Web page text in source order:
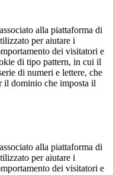
alla piattaforma di
per aiutare i
dei visitatori e
di tipo pattern, in cui il
di numeri e lettere, che
il dominio che imposta il
alla piattaforma di
per aiutare i
dei visitatori e